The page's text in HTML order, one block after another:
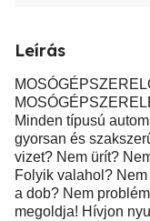
Leírás
Minden típusú
gyorsan és
vizet? Nem ürít?
Folyik valahol?
a dob? Nem
megoldja! Hívjon